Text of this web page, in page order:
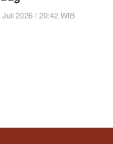
Juli 2026 / 20:42 WIB